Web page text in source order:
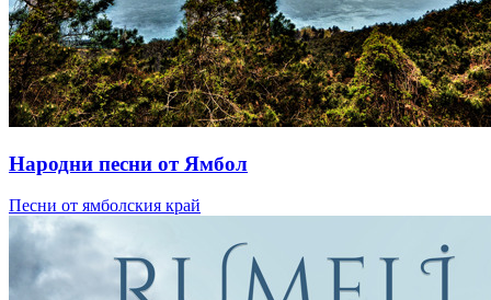
Народни песни от Ямбол
Песни от ямболския край